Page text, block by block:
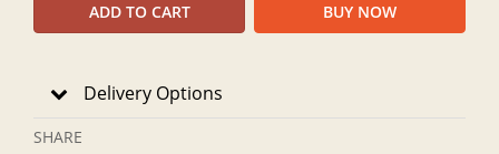
ADD TO CART BUY NOW
Delivery Options
SHARE